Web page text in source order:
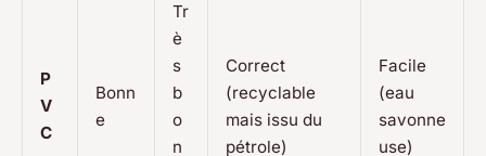
P
V
C
Bonn
e
Tr
è
s
b
o
n
Correct
(recyclable
mais issu du
pétrole)
Facile
(eau
savonne
use)